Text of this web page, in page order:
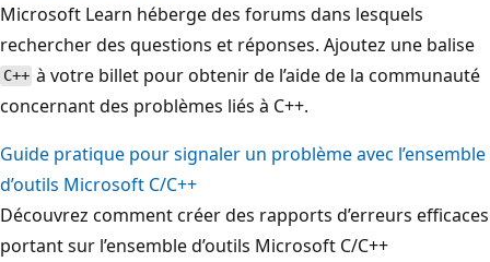
Microsoft Learn héberge des forums dans lesquels
rechercher des questions et réponses. Ajoutez une balise
C++ à votre billet pour obtenir de l’aide de la communauté
concernant des problèmes liés à C++.
Guide pratique pour signaler un problème avec l’ensemble
d’outils Microsoft C/C++
Découvrez comment créer des rapports d’erreurs efficaces
portant sur l’ensemble d’outils Microsoft C/C++